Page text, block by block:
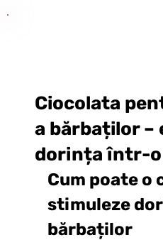
Ciocolata
a bărbaților –
dorința într-
Cum poate o
stimuleze
bărbaților